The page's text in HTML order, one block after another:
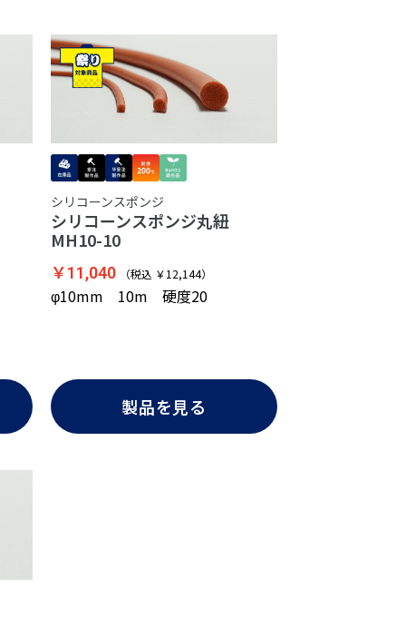
シリコーンスポンジ
シリコーンスポンジ丸紐
MH10-10
￥11,040 （税込 ￥12,144）
φ10mm 10m 硬度20
製品を見る